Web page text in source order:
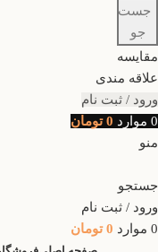
جست
جو
مقایسه
علاقه مندی
ورود / ثبت نام
0 موارد 0 تومان
منو
جستجو
ورود / ثبت نام
0 موارد 0 تومان